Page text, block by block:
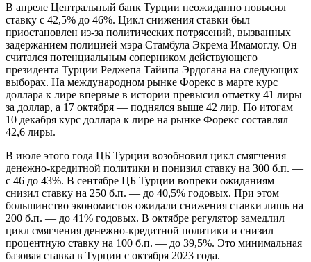
В апреле Центральный банк Турции неожиданно повысил
ставку с 42,5% до 46%. Цикл снижения ставки был
приостановлен из-за политических потрясений, вызванных
задержанием полицией мэра Стамбула Экрема Имамоглу. Он
считался потенциальным соперником действующего
президента Турции Реджепа Тайипа Эрдогана на следующих
выборах. На международном рынке Форекс в марте курс
доллара к лире впервые в истории превысил отметку 41 лиры
за доллар, а 17 октября — поднялся выше 42 лир. По итогам
10 декабря курс доллара к лире на рынке Форекс составлял
42,6 лиры.
В июле этого года ЦБ Турции возобновил цикл смягчения
денежно-кредитной политики и понизил ставку на 300 б.п. —
с 46 до 43%. В сентябре ЦБ Турции вопреки ожиданиям
снизил ставку на 250 б.п. — до 40,5% годовых. При этом
большинство экономистов ожидали снижения ставки лишь на
200 б.п. — до 41% годовых. В октябре регулятор замедлил
цикл смягчения денежно-кредитной политики и снизил
процентную ставку на 100 б.п. — до 39,5%. Это минимальная
базовая ставка в Турции с октября 2023 года.